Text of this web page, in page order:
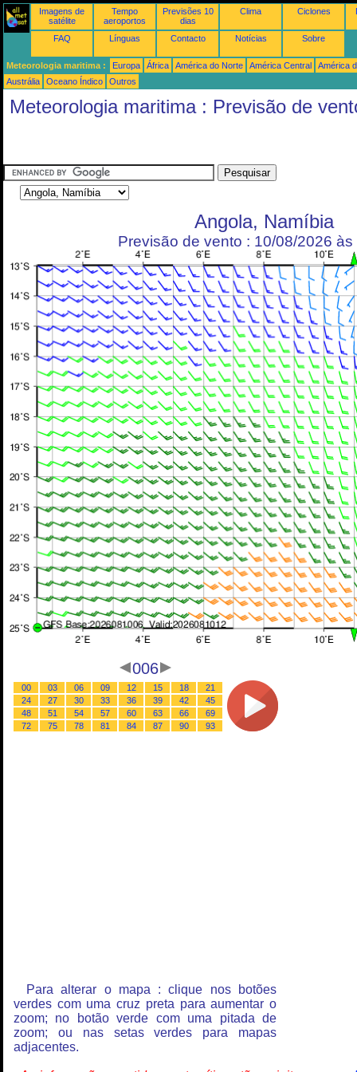
Imagens de
satélite
Tempo
aeroportos
Previsões 10
dias
Clima Ciclones
FAQ Línguas Contacto Notícias Sobre
Meteorologia maritima : Europa África América do Norte América Central
América
Austrália
Oceano Índico Outros
Meteorologia maritima : Previsão de
Angola, Namíbia
Previsão de vento : 10/08/2026 às
006
00 03 06 09 12 15 18
21
24
27 30 33 36 39 42
45
48
51 54 57 60 63 66
69
72
75 78 81 84 87 90 93
Para alterar o mapa : clique nos botões
verdes com uma cruz preta para aumentar o
zoom; no botão verde com uma pitada de
zoom; ou nas setas verdes para mapas
adjacentes.